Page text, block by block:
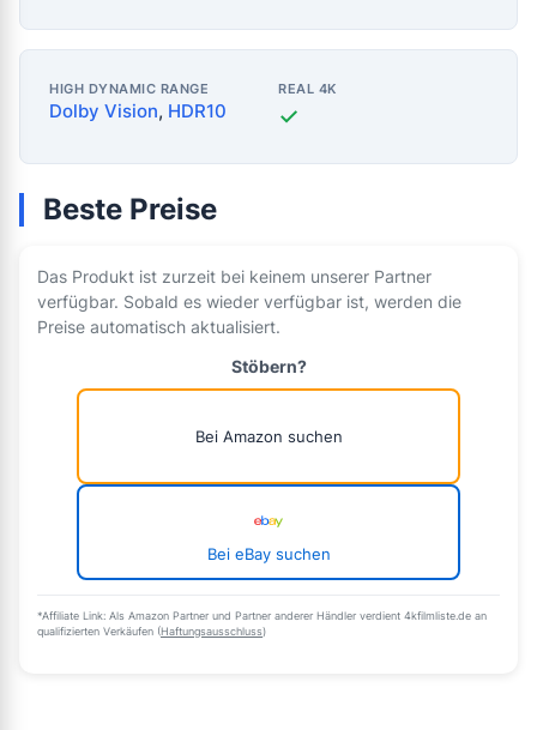
HIGH DYNAMIC RANGE
Dolby Vision, HDR10
REAL 4K
✓
Beste Preise
Das Produkt ist zurzeit bei keinem unserer Partner
verfügbar. Sobald es wieder verfügbar ist, werden die
Preise automatisch aktualisiert.
Stöbern?
Bei Amazon suchen
Bei eBay suchen
*Affiliate Link: Als Amazon Partner und Partner anderer Händler verdient 4kfilmliste.de an
qualifizierten Verkäufen (Haftungsausschluss)